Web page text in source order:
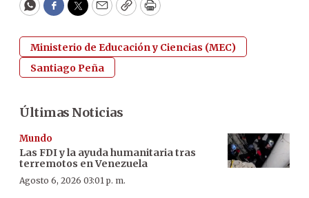
WhatsApp
Facebook
Twitter
EmailCopyPrint
Ministerio de Educación y Ciencias (MEC)
Santiago Peña
Últimas Noticias
Mundo
Las FDI y la ayuda humanitaria tras
terremotos en Venezuela
Agosto 6, 2026 03:01 p. m.